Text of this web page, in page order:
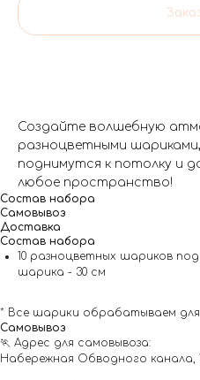
Создайте волшебную
разноцветными
поднимутся к потолку и
любое пространство!
Состав набора
Самовывоз
Доставка
Состав набора
10 разноцветных шариков
шарика - 30 см
* Все шарики обрабатываем
Самовывоз
🏃 Адрес для самовывоза:
Набережная Обводного канала,